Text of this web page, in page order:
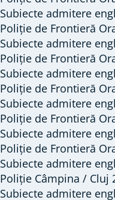
Subiecte admitere
Poliție de Frontieră
Subiecte admitere
Poliție de Frontieră
Subiecte admitere
Poliție de Frontieră
Subiecte admitere
Poliție de Frontieră
Subiecte admitere
Poliție de Frontieră
Subiecte admitere
Poliție Câmpina / Cluj
Subiecte admitere